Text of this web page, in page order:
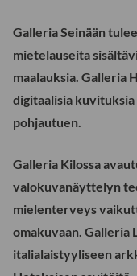
Galleria Seinään
mietelauseita
maalauksia. Galleria
digitaalisia
pohjautuen.
Galleria Kilossa
valokuvanäyttelyn
mielenterveys
omakuvaan. Galleria
italialaistyyliseen